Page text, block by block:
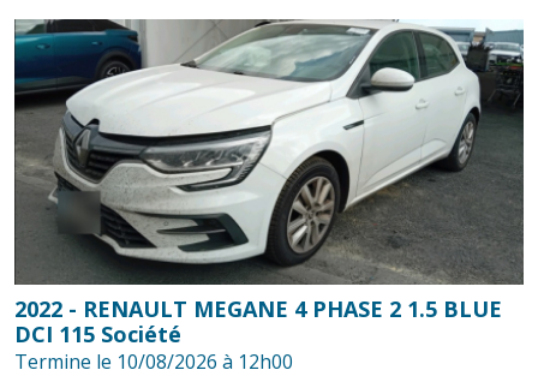
2022 - RENAULT MEGANE 4 PHASE 2 1.5 BLUE
DCI 115 Société
Termine le 10/08/2026 à 12h00